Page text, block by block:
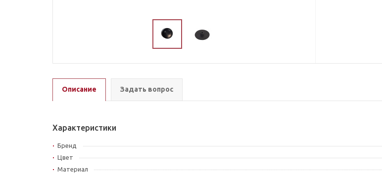
Описание Задать вопрос
Характеристики
Бренд
Цвет
Материал